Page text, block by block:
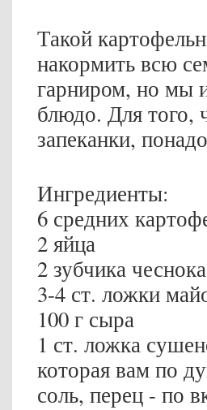
Такой
накормить всю
гарниром, но мы
блюдо. Для того,
запеканки,
Ингредиенты:
6 средних
2 яйца
2 зубчика чеснока
3-4 ст. ложки
100 г сыра
1 ст. ложка
которая вам по
соль, перец - по